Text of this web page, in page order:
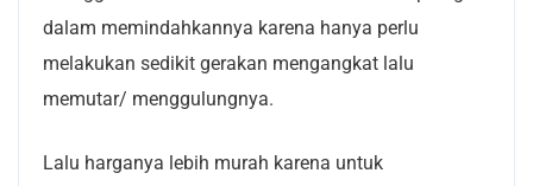
dalam memindahkannya karena hanya perlu
melakukan sedikit gerakan mengangkat lalu
memutar/ menggulungnya.
Lalu harganya lebih murah karena untuk